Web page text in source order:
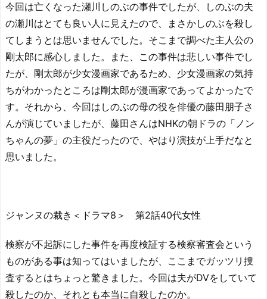
今回は亡くなった瀬川しのぶの事件でしたが、しのぶの夫
の瀬川はとても良い人に見えたので、まさかしのぶを殺し
てしまうとは思いませんでした。そこまで調べた主人公の
剛太郎に感心しました。また、この事件は悲しい事件でし
たが、剛太郎が少女漫画家であるため、少女漫画家の気持
ちがわかったところは剛太郎が漫画家であってよかったで
す。それから、今回はしのぶの母の役を俳優の藤田朋子さ
んが演じていましたが、藤田さんはNHKの朝ドラの「ノン
ちゃんの夢」の主役だったので、やはり演技が上手だなと
思いました。
ジャンヌの裁き＜ドラマ8＞ 第2話40代女性
検察が不起訴にした事件を再度検証する検察審査会という
ものがある事は知ってはいましたが、ここまでガッツリ捜
査するとはちょっと驚きました。今回は夫がDVをしていて
殺したのか、それとも本当に自殺したのか。